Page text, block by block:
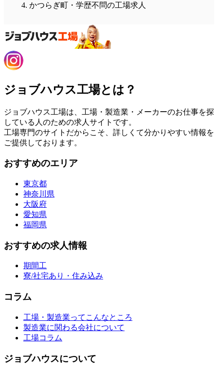
かつらぎ町・学歴不問の工場求人
ジョブハウス工場とは？
ジョブハウス工場は、工場・製造業・メーカーのお仕事を探
している人のための求人サイトです。
工場専門のサイトだからこそ、詳しくて分かりやすい情報を
ご提供しております。
おすすめのエリア
東京都
神奈川県
大阪府
愛知県
福岡県
おすすめの求人情報
期間工
寮/社宅あり・住み込み
コラム
工場・製造業ってこんなところ
製造業に関わる会社について
工場コラム
ジョブハウスについて